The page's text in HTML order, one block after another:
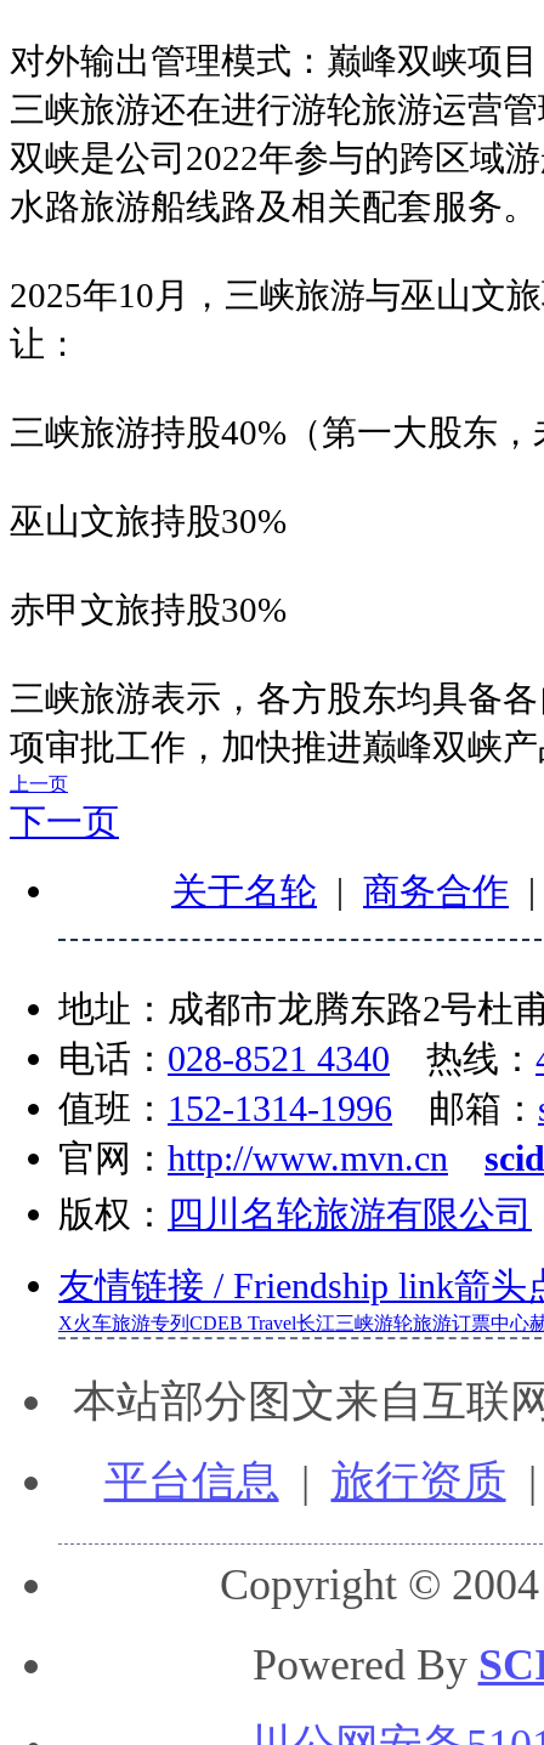
对外输出管理模式：巅峰双峡项目
三峡旅游还在进行游轮旅游运营
双峡是公司2022年参与的跨区域
水路旅游船线路及相关配套服务。
2025年10月，三峡旅游与巫山文
让：
三峡旅游持股40%（第一大股东
巫山文旅持股30%
赤甲文旅持股30%
三峡旅游表示，各方股东均具备
项审批工作，加快推进巅峰双峡
上一页
下一页
关于名轮 | 商务合作
地址：成都市龙腾东路2号杜
电话： 028-8521 4340 热线：
值班： 152-1314-1996 邮箱：
官网： http://www.mvn.cn
版权： 四川名轮旅游有限公司
友情链接 / Friendship link箭头
X火车旅游专列 CDEB Travel长江三峡游轮旅游订票中心
本站部分图文来自互联
平台信息 | 旅行资质
Copyright ©
Powered By